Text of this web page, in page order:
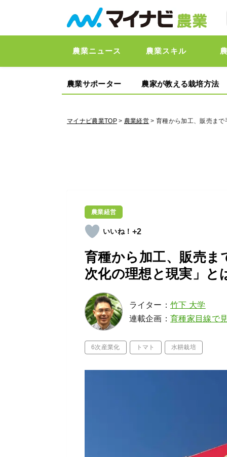
農業ニュース 農業スキル
農業サポーター 農家が教える栽培方法
マイナビ農業TOP> 農業経営 > 育種から加工、販売ま
農業経営
+2
育種から加工、販売
次化の理想と現実」と
ライター：竹下 大学
連載企画：育種家目線で
6次産業化 トマト 水耕栽培